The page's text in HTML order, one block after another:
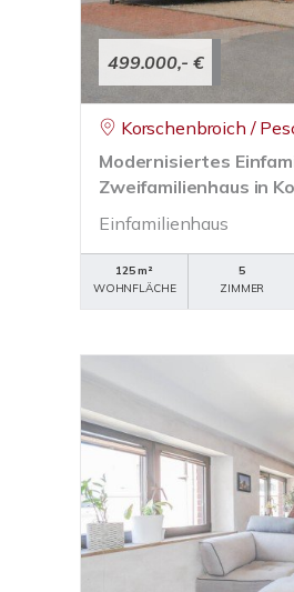
499.000,- €
Korschenbroich /
Modernisiertes
Zweifamilienhaus in
Einfamilienhaus
125 m²
WOHNFLÄCHE
5
ZIMMER